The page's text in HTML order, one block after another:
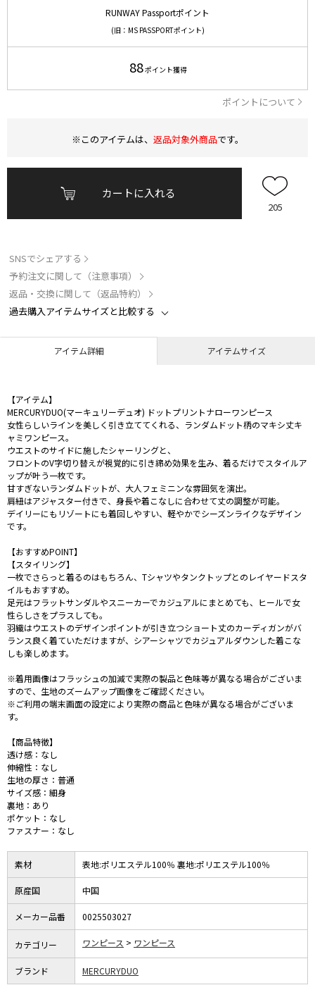
RUNWAY Passportポイント
(旧：MS PASSPORTポイント)
88ポイント獲得
ポイントについて
※このアイテムは、 返品対象外商品です。
カートに入れる
205
SNSでシェアする
予約注文に関して（注意事項）
返品・交換に関して（返品特約）
過去購入アイテムサイズと比較する
アイテム詳細 アイテムサイズ
【アイテム】
MERCURYDUO(マーキュリーデュオ) ドットプリントナローワンピース
女性らしいラインを美しく引き立ててくれる、ランダムドット柄のマキシ丈キ
ャミワンピース。
ウエストのサイドに施したシャーリングと、
フロントのV字切り替えが視覚的に引き締め効果を生み、着るだけでスタイルア
ップが叶う一枚です。
甘すぎないランダムドットが、大人フェミニンな雰囲気を演出。
肩紐はアジャスター付きで、身長や着こなしに合わせて丈の調整が可能。
デイリーにもリゾートにも着回しやすい、軽やかでシーズンライクなデザイン
です。
【おすすめPOINT】
【スタイリング】
一枚でさらっと着るのはもちろん、Tシャツやタンクトップとのレイヤードスタ
イルもおすすめ。
足元はフラットサンダルやスニーカーでカジュアルにまとめても、ヒールで女
性らしさをプラスしても。
羽織はウエストのデザインポイントが引き立つショート丈のカーディガンがバ
ランス良く着ていただけますが、シアーシャツでカジュアルダウンした着こな
しも楽しめます。
※着用画像はフラッシュの加減で実際の製品と色味等が異なる場合がございま
すので、生地のズームアップ画像をご確認ください。
※ご利用の端末画面の設定により実際の商品と色味が異なる場合がございま
す。
【商品特徴】
透け感：なし
伸縮性：なし
生地の厚さ：普通
サイズ感：細身
裏地：あり
ポケット：なし
ファスナー：なし
素材 表地:ポリエステル100％ 裏地:ポリエステル100％
原産国 中国
メーカー品番 0025503027
カテゴリー ワンピース ワンピース
ブランド MERCURYDUO